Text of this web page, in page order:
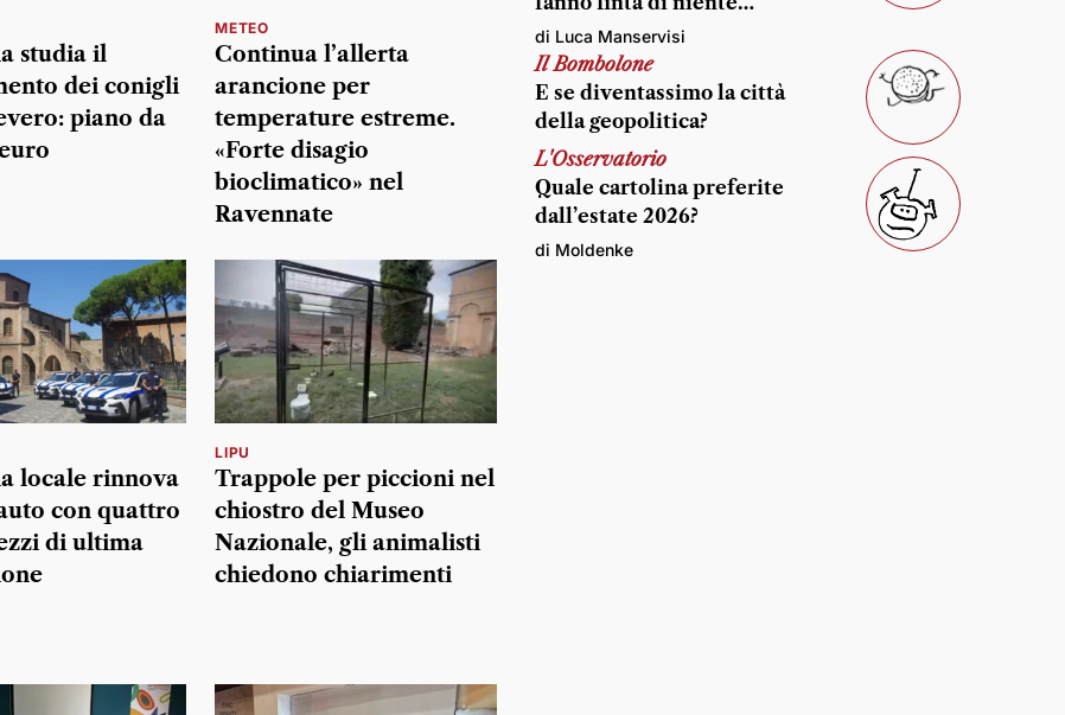
studia il
dei conigli
piano da
METEO
Continua l’allerta
arancione per
temperature estreme.
«Forte disagio
bioclimatico» nel
Ravennate
locale rinnova
con quattro
di ultima
LIPU
Trappole per piccioni nel
chiostro del Museo
Nazionale, gli animalisti
chiedono chiarimenti
di Luca Manservisi
Il Bombolone
E se diventassimo la città
della geopolitica?
L'Osservatorio
Quale cartolina preferite
dall’estate 2026?
di Moldenke